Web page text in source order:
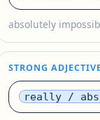
absolutely
STRONG
really /